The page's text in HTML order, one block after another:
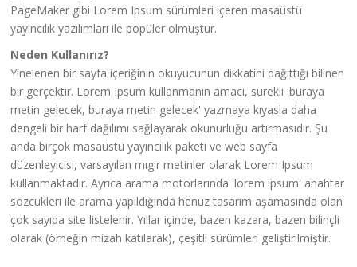
PageMaker gibi Lorem Ipsum sürümleri içeren masaüstü
yayıncılık yazılımları ile popüler olmuştur.
Neden Kullanırız?
Yinelenen bir sayfa içeriğinin okuyucunun dikkatini dağıttığı bilinen
bir gerçektir. Lorem Ipsum kullanmanın amacı, sürekli 'buraya
metin gelecek, buraya metin gelecek' yazmaya kıyasla daha
dengeli bir harf dağılımı sağlayarak okunurluğu artırmasıdır. Şu
anda birçok masaüstü yayıncılık paketi ve web sayfa
düzenleyicisi, varsayılan mıgır metinler olarak Lorem Ipsum
kullanmaktadır. Ayrıca arama motorlarında 'lorem ipsum' anahtar
sözcükleri ile arama yapıldığında henüz tasarım aşamasında olan
çok sayıda site listelenir. Yıllar içinde, bazen kazara, bazen bilinçli
olarak (örneğin mizah katılarak), çeşitli sürümleri geliştirilmiştir.